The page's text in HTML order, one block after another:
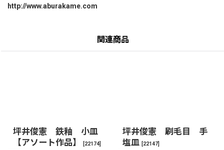
http://www.aburakame.com
関連商品
坪井俊憲 鉄釉 小皿
【アソート作品】
[22174]
坪井俊憲 刷毛目 手
塩皿 [22147]